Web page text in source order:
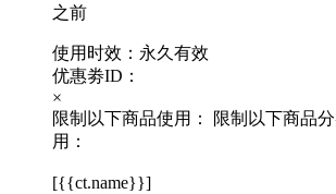
之前
使用时效：永久有效
优惠劵ID：
×
限制以下商品使用：
限制以下商品分
用：
[{{ct.name}}]